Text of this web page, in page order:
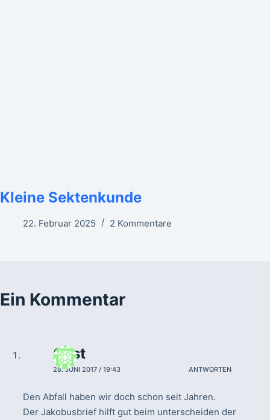
Kleine Sektenkunde
22. Februar 2025 2 Kommentare
Ein Kommentar
Gast
28. JUNI 2017 / 19:43 ANTWORTEN
Den Abfall haben wir doch schon seit Jahren.
Der Jakobusbrief hilft gut beim unterscheiden der